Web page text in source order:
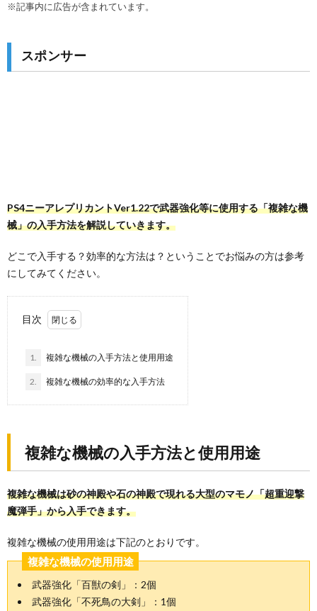
※記事内に広告が含まれています。
スポンサー
PS4ニーアレプリカントVer1.22で武器強化等に使用する「複雑な機
械」の入手方法を解説していきます。
どこで入手する？効率的な方法は？ということでお悩みの方は参考
にしてみてください。
目次
1. 複雑な機械の入手方法と使用用途
2. 複雑な機械の効率的な入手方法
複雑な機械の入手方法と使用用途
複雑な機械は砂の神殿や石の神殿で現れる大型のマモノ「超重迎撃
魔弾手」から入手できます。
複雑な機械の使用用途は下記のとおりです。
複雑な機械の使用用途
武器強化「百獣の剣」：2個
武器強化「不死鳥の大剣」：1個